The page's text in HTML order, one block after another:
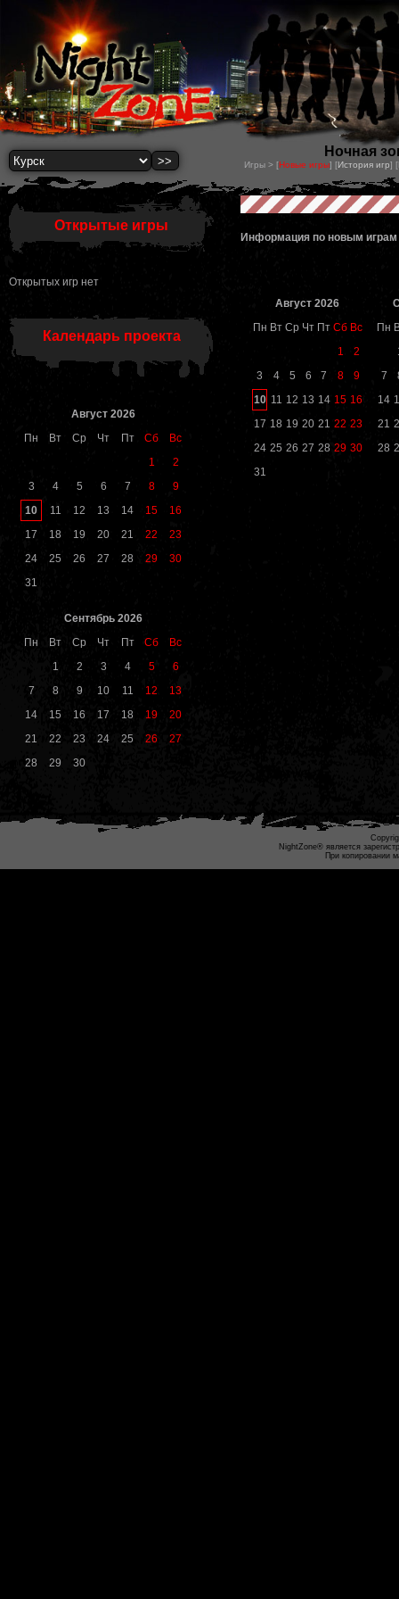
Ночная
Игры > [Новые игры] [История игр] [
Открытые игры
Открытых игр нет
Календарь проекта
Август 2026
Пн
Вт Ср Чт Пт Сб
Вс
1
2
3
4 5 6 7 8
9
10
11 12 13 14 15
16
17
18 19 20 21 22
23
24
25 26 27 28 29
30
31
Сентябрь 2026
Пн
Вт Ср Чт Пт Сб
Вс
1
2 3 4 5
6
7
8 9 10 11 12
13
14
15 16 17 18 19
20
21
22 23 24 25 26
27
28
29 30
Информация по новым играм
Август 2026
Пн Вт Ср Чт Пт Сб Вс
1
2
3
4 5 6 7 8
9
10 11 12 13 14 15 16
17 18 19 20 21 22 23
24 25 26 27 28 29 30
31
Пн
7
14
21
28
NightZone® является
При копировании